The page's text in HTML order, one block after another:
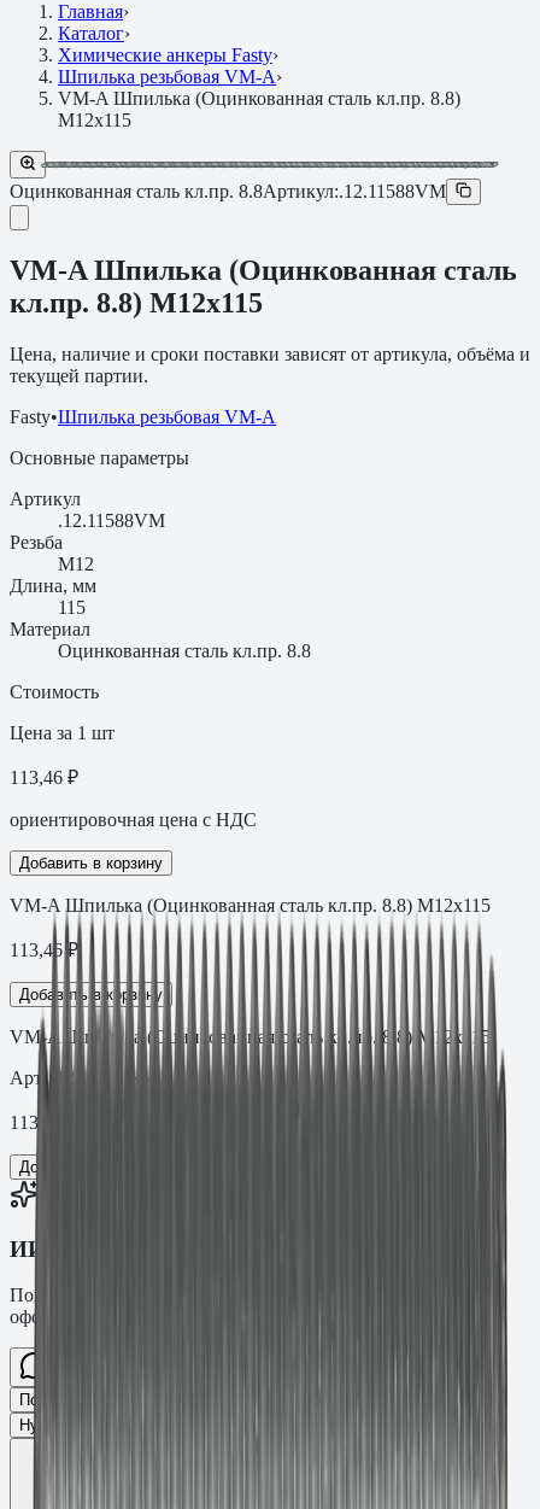
Главная›
Каталог›
Химические анкеры Fasty›
Шпилька резьбовая VM-A›
VM-A Шпилька (Оцинкованная сталь кл.пр. 8.8)
M12х115
Оцинкованная сталь кл.пр. 8.8Артикул:.12.11588VM
VM-A Шпилька (Оцинкованная сталь
кл.пр. 8.8) M12х115
Цена, наличие и сроки поставки зависят от артикула, объёма и
текущей партии.
Fasty•Шпилька резьбовая VM-A
Основные параметры
Артикул
.12.11588VM
Резьба
M12
Длина, мм
115
Материал
Оцинкованная сталь кл.пр. 8.8
Стоимость
Цена за 1 шт
113,46 ₽
ориентировочная цена с НДС
Добавить в корзину
VM-A Шпилька (Оцинкованная сталь кл.пр. 8.8) M12х115
113,46₽
Добавить в корзину
VM-A Шпилька (Оцинкованная сталь кл.пр. 8.8) M12х115
Арт. .12.11588VM
113,46
Добавить в корзину
ИИ-консультант Fasty
Помогу подобрать товар, расскажу характеристики и
оформлю заявку.
Подобрать размер
Нужен ТС/ТО